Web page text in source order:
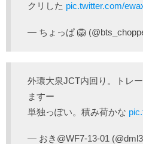
クリした pic.twitter.com/
— ちょっぱ 🦁
外環大泉JCT内回り。トレ
ますー
単独っぽい。積み荷かな
— おき@WF7-13-01